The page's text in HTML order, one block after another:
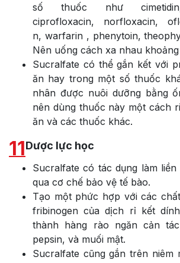
số thuốc như
ciprofloxacin, norfloxacin,
n, warfarin , phenytoin,
Nên uống cách xa nhau khoảng
Sucralfate có thể gắn kết với
ăn hay trong một số thuốc
nhân được nuôi dưỡng bằng
nên dùng thuốc này một cách
ăn và các thuốc khác.
11Dược lực học
Sucralfate có tác dụng làm
qua cơ chế bảo vệ tế bào.
Tạo một phức hợp với các
fribinogen của dịch rỉ kết
thành hàng rào ngăn cản
pepsin, và muối mật.
Sucralfate cũng gắn trên niêm